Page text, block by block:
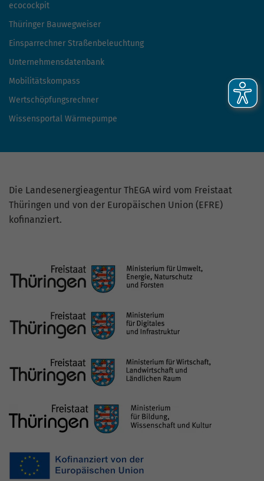
ecocockpit
Thüringer Bauwegweiser
Einsparrechner Straßenbeleuchtung
Unternehmensdatenbank
Mobilitätskompass
Wertschöpfungsrechner
Wissensportal Wärmepumpe
Die Landesenergieagentur ThEGA wird vom Freistaat
Thüringen und von der Europäischen Union (EFRE)
kofinanziert.